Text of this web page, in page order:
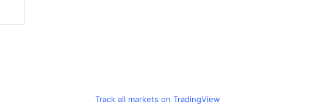
Track all markets on TradingView